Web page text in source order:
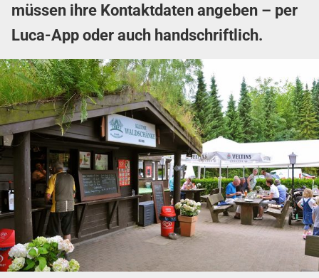
müssen ihre Kontaktdaten angeben – per
Luca-Appoder auch handschriftlich.